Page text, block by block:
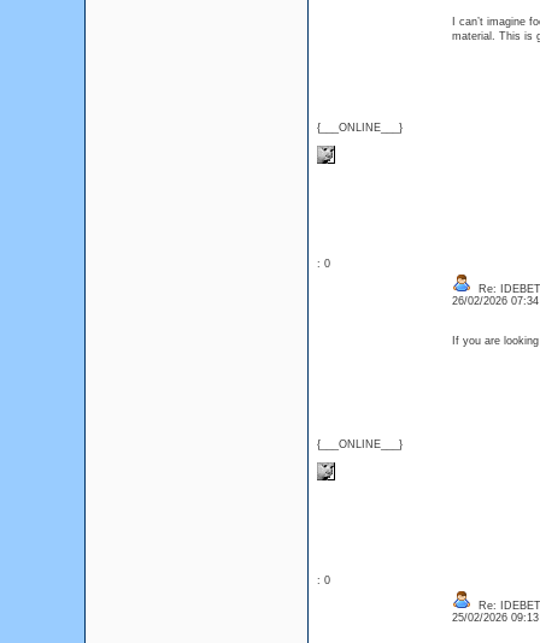
{___ONLINE___}
I can’t imagine
material. This
: 0
{___ONLINE___}
Re: IDEBET
26/02/2026
If you are
: 0
Re: IDEBET
25/02/2026